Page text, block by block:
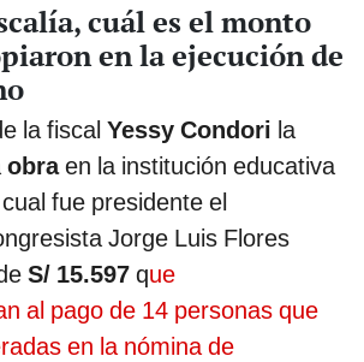
cuál es el monto
en la ejecución de
la fiscal Yessy Condori la
obraen la institución educativa
fue presidente el
Jorge Luis Flores
S/ 15.597 que
al pago de 14 personas que
en la nómina de